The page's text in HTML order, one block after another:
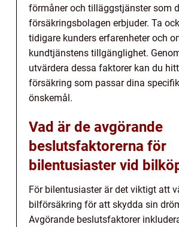
förmåner och tilläggstjänster som
försäkringsbolagen erbjuder. Ta
tidigare kunders erfarenheter och
kundtjänstens tillgänglighet.
utvärdera dessa faktorer kan du
försäkring som passar dina
önskemål.
Vad är de avgörande
beslutsfaktorerna för
bilentusiaster vid
För bilentusiaster är det viktigt att
bilförsäkring för att skydda sin
Avgörande beslutsfaktorer